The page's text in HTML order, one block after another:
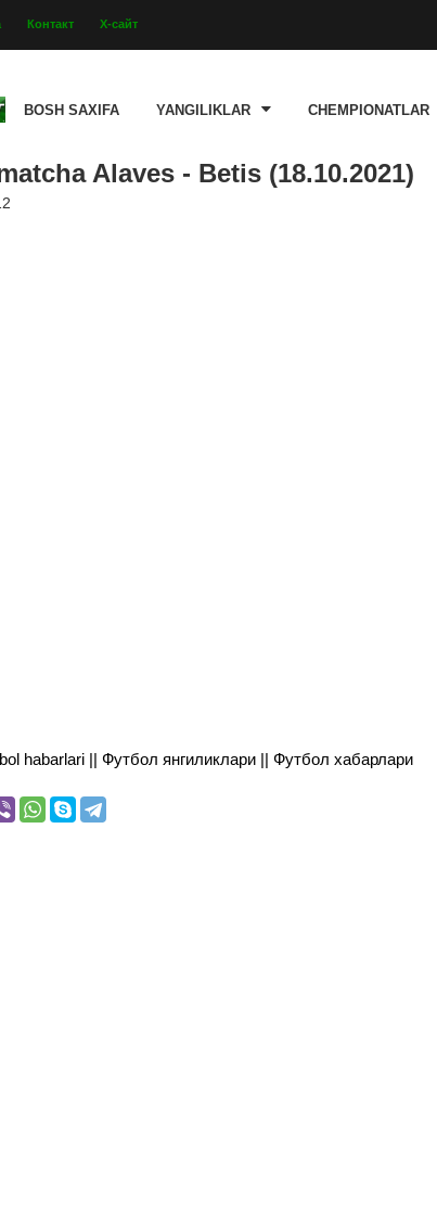
Контакт Х-сайт
BOSH SAXIFA YANGILIKLAR CHEMPIONATLAR
Alaves - Betis (18.10.2021)
habarlari || Футбол янгиликлари || Футбол хабарлари